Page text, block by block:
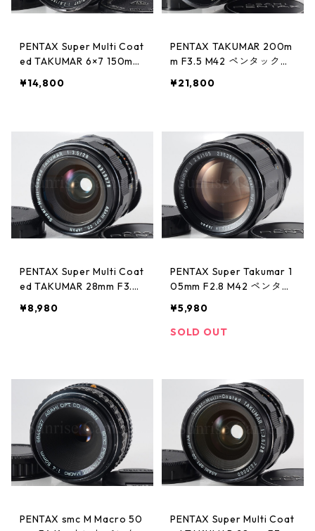
PENTAX Super Multi Coat
ed TAKUMAR 6×7 150mm
5)
¥14,800
PENTAX TAKUMAR 200m
m F3.5 M42 ペンタックス
¥21,800
PENTAX Super Multi Coat
ed TAKUMAR 28mm F3.5
¥8,980
PENTAX Super Takumar 1
05mm F2.8 M42 ペンタッ
¥5,980
SOLD OUT
PENTAX smc M Macro 50
PENTAX Super Multi Coat